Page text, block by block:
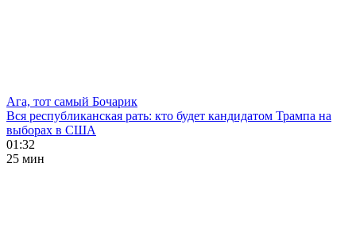
Ага, тот самый Бочарик
Вся республиканская рать: кто будет кандидатом Трампа на
выборах в США
01:32
25 мин